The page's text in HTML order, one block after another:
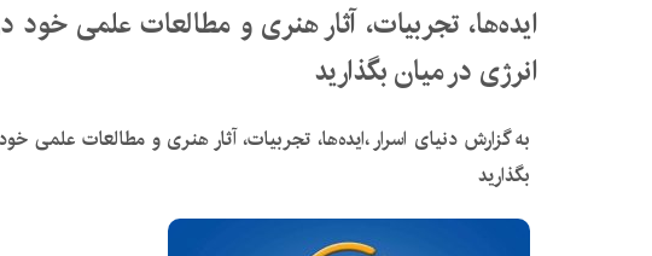
ایده‌ها، تجربیات، آثار هنری و مطالعات علمی خود
انرژی در میان بگذارید
به گزارش دنیای اسرار ،ایده‌ها، تجربیات، آثار هنری و مطالعات
بگذارید